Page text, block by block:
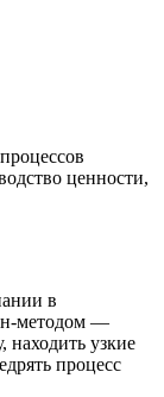
ценности,
в
методом —
находить узкие
процесс